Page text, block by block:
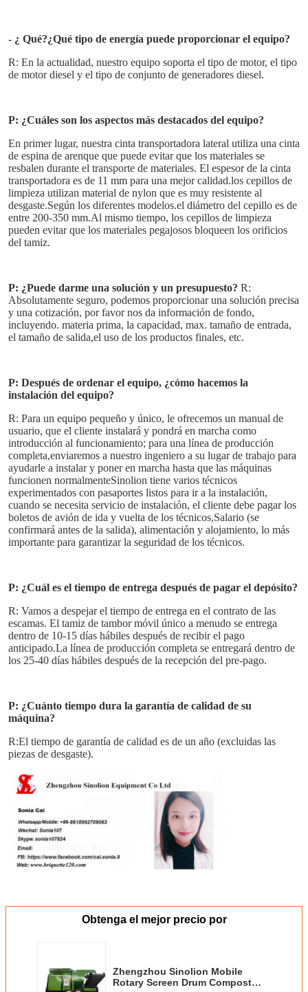
Deja un
¡Te llamaremos
- ¿ Qué?¿Qué tipo de energía puede proporcionar el equipo?
R: En la actualidad, nuestro equipo soporta el tipo de motor, el tipo
de motor diesel y el tipo de conjunto de generadores diesel.
P: ¿Cuáles son los aspectos más destacados del equipo?
En primer lugar, nuestra cinta transportadora lateral utiliza una cinta
de espina de arenque que puede evitar que los materiales se
resbalen durante el transporte de materiales. El espesor de la cinta
transportadora es de 11 mm para una mejor calidad.los cepillos de
limpieza utilizan material de nylon que es muy resistente al
desgaste.Según los diferentes modelos.el diámetro del cepillo es de
entre 200-350 mm.Al mismo tiempo, los cepillos de limpieza
pueden evitar que los materiales pegajosos bloqueen los orificios
del tamiz.
P: ¿Puede darme una solución y un presupuesto? R:
Absolutamente seguro, podemos proporcionar una solución precisa
y una cotización, por favor nos da información de fondo,
incluyendo. materia prima, la capacidad, max. tamaño de entrada,
el tamaño de salida,el uso de los productos finales, etc.
P: Después de ordenar el equipo, ¿cómo hacemos la
instalación del equipo?
R: Para un equipo pequeño y único, le ofrecemos un manual de
usuario, que el cliente instalará y pondrá en marcha como
introducción al funcionamiento; para una línea de producción
completa,enviaremos a nuestro ingeniero a su lugar de trabajo para
ayudarle a instalar y poner en marcha hasta que las máquinas
funcionen normalmenteSinolion tiene varios técnicos
experimentados con pasaportes listos para ir a la instalación,
cuando se necesita servicio de instalación, el cliente debe pagar los
boletos de avión de ida y vuelta de los técnicos,Salario (se
confirmará antes de la salida), alimentación y alojamiento, lo más
importante para garantizar la seguridad de los técnicos.
P: ¿Cuál es el tiempo de entrega después de pagar el depósito?
R: Vamos a despejar el tiempo de entrega en el contrato de las
escamas. El tamiz de tambor móvil único a menudo se entrega
dentro de 10-15 días hábiles después de recibir el pago
anticipado.La línea de producción completa se entregará dentro de
los 25-40 días hábiles después de la recepción del pre-pago.
P: ¿Cuánto tiempo dura la garantía de calidad de su
máquina?
R:El tiempo de garantía de calidad es de un año (excluidas las
piezas de desgaste).
Obtenga el mejor precio por
Zhengzhou Sinolion Mobile
Rotary Screen Drum Compost